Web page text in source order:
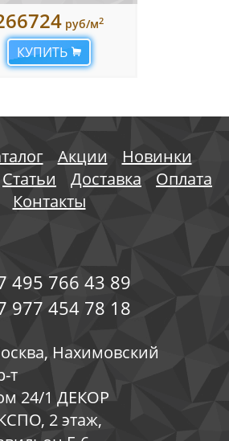
руб/м2
КУПИТЬ
Акции
Новинки
Статьи Доставка
Оплата
Контакты
495 766 43 89
977 454 78 18
Нахимовский
т
24/1 ДЕКОР
2 этаж,